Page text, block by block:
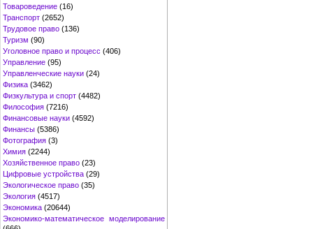
Товароведение (16)
Транспорт (2652)
Трудовое право (136)
Туризм (90)
Уголовное право и процесс (406)
Управление (95)
Управленческие науки (24)
Физика (3462)
Физкультура и спорт (4482)
Философия (7216)
Финансовые науки (4592)
Финансы (5386)
Фотография (3)
Химия (2244)
Хозяйственное право (23)
Цифровые устройства (29)
Экологическое право (35)
Экология (4517)
Экономика (20644)
Экономико-математическое моделирование